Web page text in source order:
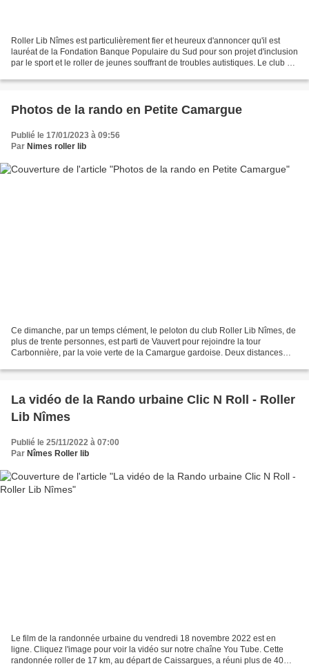
Roller Lib Nîmes est particulièrement fier et heureux d'annoncer qu'il est
lauréat de la Fondation Banque Populaire du Sud pour son projet d'inclusion
par le sport et le roller de jeunes souffrant de troubles autistiques. Le club a
Photos de la rando en Petite Camargue
Publié le 17/01/2023 à 09:56
Par Nimes roller lib
Ce dimanche, par un temps clément, le peloton du club Roller Lib Nîmes, de
plus de trente personnes, est parti de Vauvert pour rejoindre la tour
Carbonnière, par la voie verte de la Camargue gardoise. Deux distances
La vidéo de la Rando urbaine Clic N Roll - Roller
Lib Nîmes
Publié le 25/11/2022 à 07:00
Par Nîmes Roller lib
Le film de la randonnée urbaine du vendredi 18 novembre 2022 est en
ligne. Cliquez l'image pour voir la vidéo sur notre chaîne You Tube. Cette
randonnée roller de 17 km, au départ de Caissargues, a réuni plus de 40